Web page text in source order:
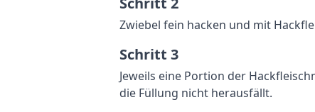
Zwiebel fein hacken und mit
Schritt 3
Jeweils eine Portion der
die Füllung nicht herausfällt.